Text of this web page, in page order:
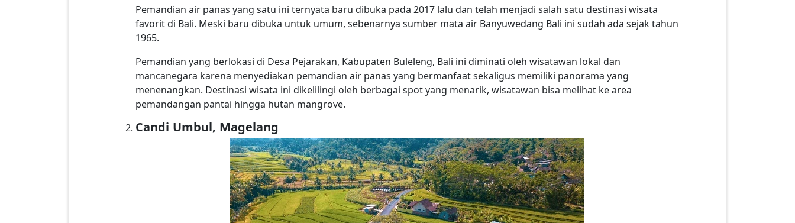
Pemandian air panas yang satu ini ternyata baru dibuka pada 2017 lalu dan telah menjadi salah satu destinasi wisata
favorit di Bali. Meski baru dibuka untuk umum, sebenarnya sumber mata air Banyuwedang Bali ini sudah ada sejak tahun
1965.
Pemandian yang berlokasi di Desa Pejarakan, Kabupaten Buleleng, Bali ini diminati oleh wisatawan lokal dan
mancanegara karena menyediakan pemandian air panas yang bermanfaat sekaligus memiliki panorama yang
menenangkan. Destinasi wisata ini dikelilingi oleh berbagai spot yang menarik, wisatawan bisa melihat ke area
pemandangan pantai hingga hutan mangrove.
Candi Umbul, Magelang